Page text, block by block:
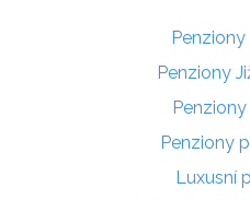
Penziony
Penziony
Luxusní